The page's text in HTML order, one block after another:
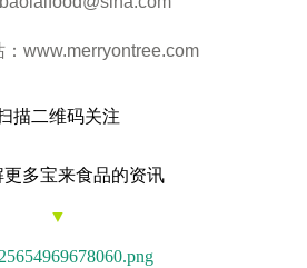
：www.merryontree.com
描二维码关注
更多宝来食品的资讯
▼